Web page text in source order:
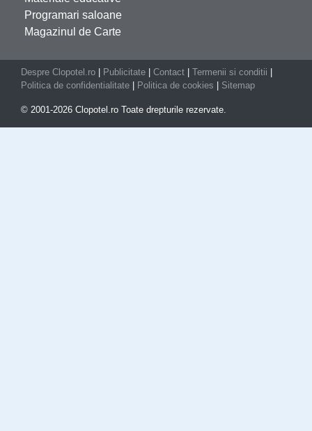
Programari saloane
Magazinul de Carte
Despre Clopotel.ro Publicitate Contact Termenii si conditii
Politica de confidentialitate
Politica de cookies Sitemap
© 2001-2026 Clopotel.ro Toate drepturile rezervate.